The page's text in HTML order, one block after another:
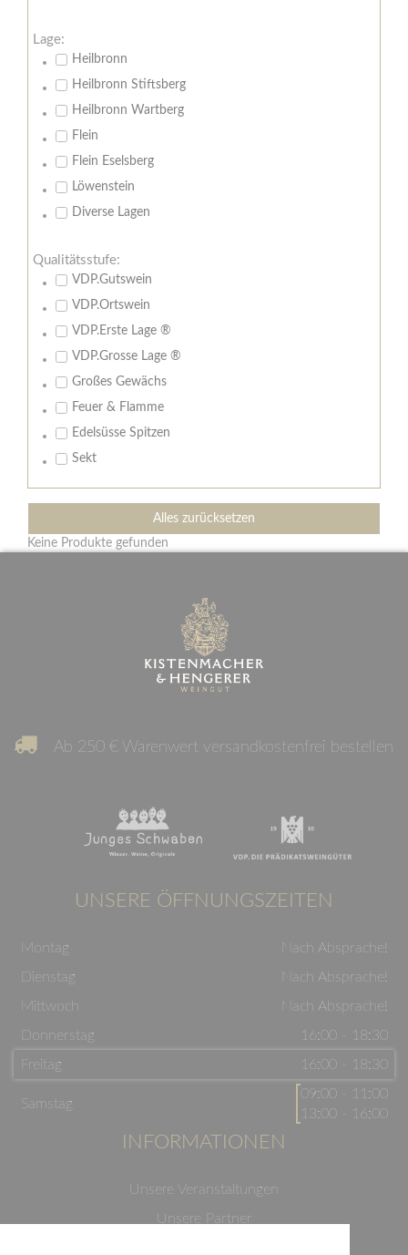
Lage:
Heilbronn
Heilbronn Stiftsberg
Heilbronn Wartberg
Flein
Flein Eselsberg
Löwenstein
Diverse Lagen
Qualitätsstufe:
VDP.Gutswein
VDP.Ortswein
VDP.Erste Lage ®
VDP.Grosse Lage ®
Großes Gewächs
Feuer & Flamme
Edelsüsse Spitzen
Sekt
Alles zurücksetzen
Keine Produkte gefunden
Ab 250 € Warenwert versandkostenfrei bestellen
UNSERE ÖFFNUNGSZEITEN
Montag
Nach Absprache!
Dienstag
Nach Absprache!
Mittwoch
Nach Absprache!
Donnerstag
16:00 - 18:30
Freitag
16:00 - 18:30
Samstag
09:00 - 11:00
13:00 - 16:00
INFORMATIONEN
Unsere Veranstaltungen
Unsere Partner